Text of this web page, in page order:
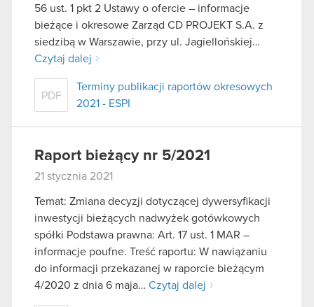
56 ust. 1 pkt 2 Ustawy o ofercie – informacje
bieżące i okresowe Zarząd CD PROJEKT S.A. z
siedzibą w Warszawie, przy ul. Jagiellońskiej…
Czytaj dalej
PDF
Terminy publikacji raportów okresowych
2021 - ESPI
Raport bieżący nr 5/2021
21 stycznia 2021
Temat: Zmiana decyzji dotyczącej dywersyfikacji
inwestycji bieżących nadwyżek gotówkowych
spółki Podstawa prawna: Art. 17 ust. 1 MAR –
informacje poufne. Treść raportu: W nawiązaniu
do informacji przekazanej w raporcie bieżącym
4/2020 z dnia 6 maja… Czytaj dalej